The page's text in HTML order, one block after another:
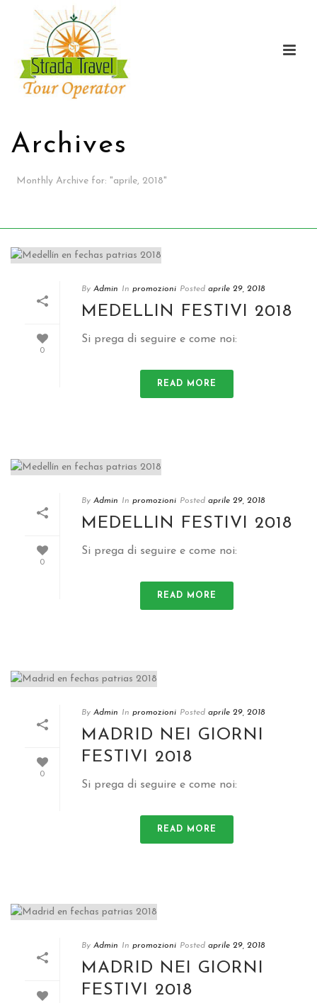
Archives
Monthly Archive for: "aprile, 2018"
0
By Admin In promozioni Posted aprile 29, 2018
MEDELLIN FESTIVI 2018
Si prega di seguire e come noi:
READ MORE
0
By Admin In promozioni Posted aprile 29, 2018
MEDELLIN FESTIVI 2018
Si prega di seguire e come noi:
READ MORE
0
By Admin In promozioni Posted aprile 29, 2018
MADRID NEI GIORNI
FESTIVI 2018
Si prega di seguire e come noi:
READ MORE
By Admin In promozioni Posted aprile 29, 2018
MADRID NEI GIORNI
FESTIVI 2018